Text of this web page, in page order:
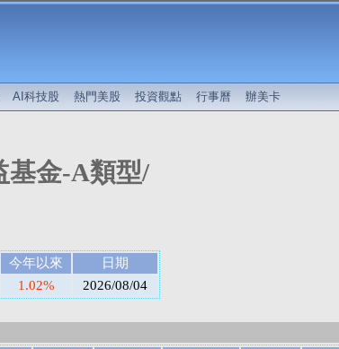
AI科技股 熱門美股 投資觀點 行事曆 辦美卡
基金-A類型/
今年以來
日期
1.02% 2026/08/04